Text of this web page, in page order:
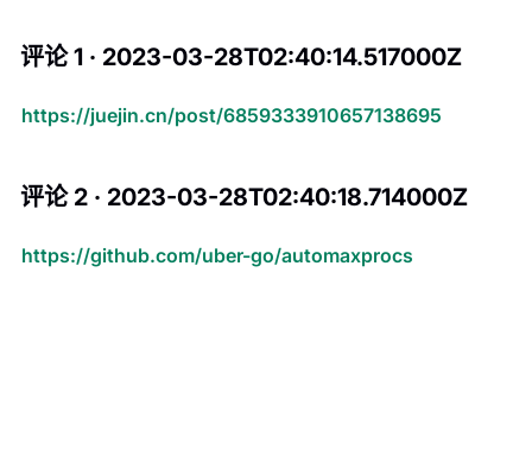
评论 1 · 2023-03-28T02:40:14.517000Z
https://juejin.cn/post/6859333910657138695
评论 2 · 2023-03-28T02:40:18.714000Z
https://github.com/uber-go/automaxprocs